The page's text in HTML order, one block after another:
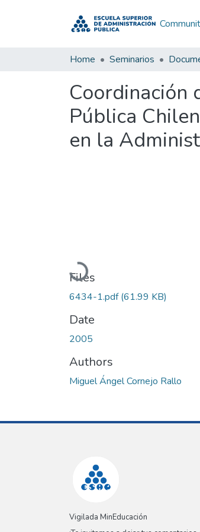
Home Seminarios
Coordinación
Pública
en la
Loading...
Files
6434-1.pdf(61.99 KB)
Date
2005
Authors
Miguel Ángel Cornejo Rallo
Vigilada MinEducación